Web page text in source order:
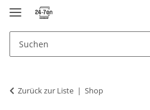
Zurück zur Liste Shop